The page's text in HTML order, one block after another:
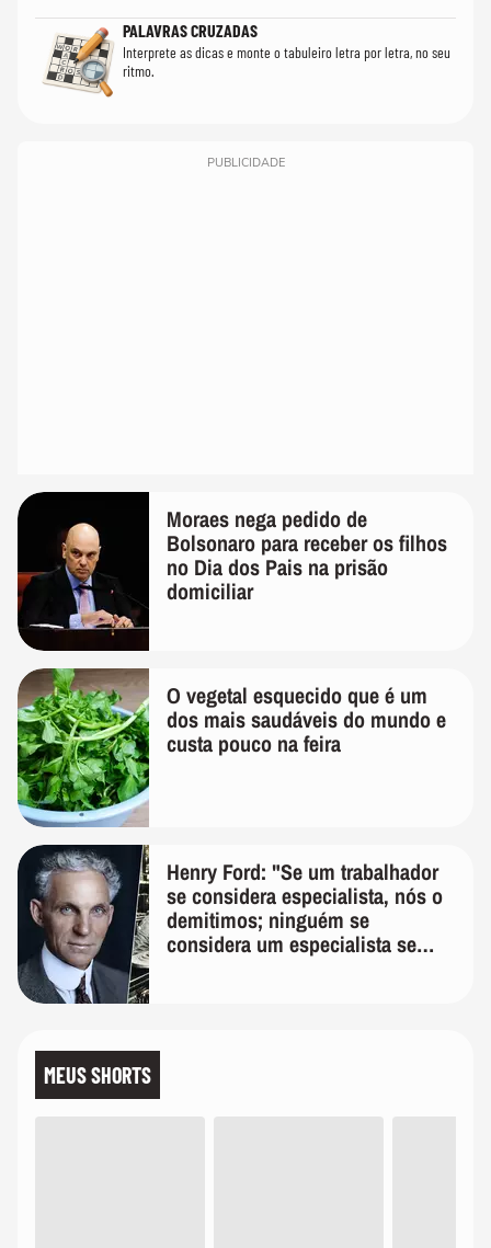
PALAVRAS CRUZADAS
Interprete as dicas e monte o tabuleiro letra por letra, no seu
ritmo.
PUBLICIDADE
Moraes nega pedido de
Bolsonaro para receber os filhos
no Dia dos Pais na prisão
domiciliar
O vegetal esquecido que é um
dos mais saudáveis do mundo e
custa pouco na feira
Henry Ford: "Se um trabalhador
se considera especialista, nós o
demitimos; ninguém se
considera um especialista se
MEUS SHORTS